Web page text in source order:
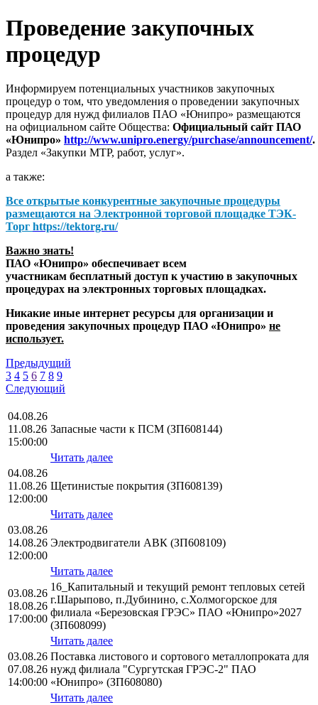
Проведение закупочных
процедур
Информируем потенциальных участников закупочных
процедур о том, что уведомления о проведении закупочных
процедур для нужд филиалов ПАО «Юнипро» размещаются
на официальном сайте Общества: Официальный сайт ПАО
«Юнипро» http://www.unipro.energy/purchase/announcement/.
Раздел «Закупки МТР, работ, услуг».
а также:
Все открытые конкурентные закупочные процедуры
размещаются на Электронной торговой площадке ТЭК-
Торг https://tektorg.ru/
Важно знать!
ПАО «Юнипро» обеспечивает всем
участникам бесплатный доступ к участию в закупочных
процедурах на электронных торговых площадках.
Никакие иные интернет ресурсы для организации и
проведения закупочных процедур ПАО «Юнипро» не
использует.
Предыдущий
3 4 5 6 7 8 9
Следующий
04.08.26
11.08.26
15:00:00
Запасные части к ПСМ (ЗП608144)
Читать далее
04.08.26
11.08.26
12:00:00
Щетинистые покрытия (ЗП608139)
Читать далее
03.08.26
14.08.26
12:00:00
Электродвигатели АВК (ЗП608109)
Читать далее
03.08.26
18.08.26
17:00:00
16_Капитальный и текущий ремонт тепловых сетей
г.Шарыпово, п.Дубинино, с.Холмогорское для
филиала «Березовская ГРЭС» ПАО «Юнипро»2027
(ЗП608099)
Читать далее
03.08.26
07.08.26
14:00:00
Поставка листового и сортового металлопроката для
нужд филиала "Сургутская ГРЭС-2" ПАО
«Юнипро» (ЗП608080)
Читать далее